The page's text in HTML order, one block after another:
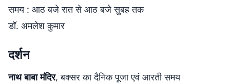
समय : आठ बजे रात से आठ बजे सुबह तक
डॉ. अमलेश कुमार
दर्शन
नाथ बाबा मंदिर, बक्सर का दैनिक पूजा एवं आरती समय